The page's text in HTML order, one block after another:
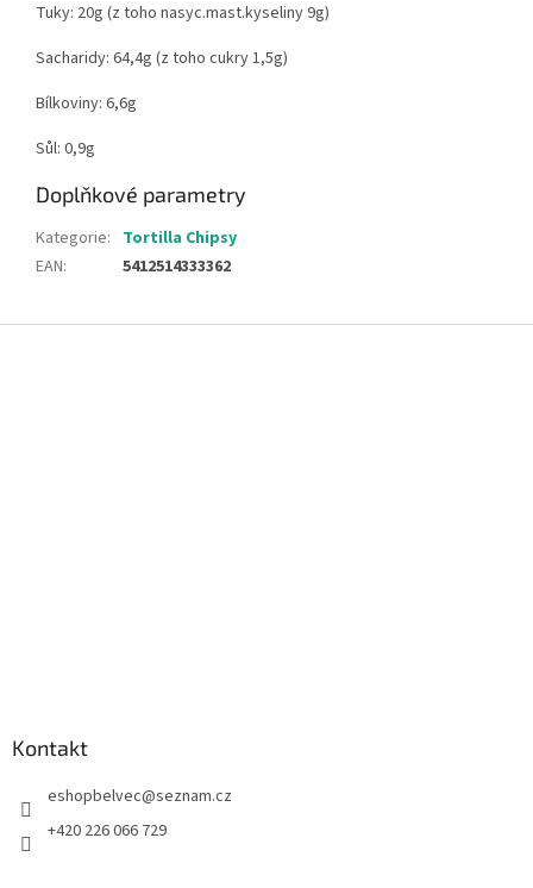
Tuky: 20g (z toho nasyc.mast.kyseliny 9g)
Sacharidy: 64,4g (z toho cukry 1,5g)
Bílkoviny: 6,6g
Sůl: 0,9g
Doplňkové parametry
Kategorie: Tortilla Chipsy
EAN: 5412514333362
Kontakt
eshopbelvec@seznam.cz
+420 226 066 729